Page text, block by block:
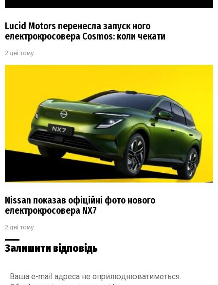
Lucid Motors перенесла запуск ного
електрокросовера Cosmos: коли чекати
2 дні тому
Nissan показав офіційні фото нового
електрокросовера NX7
2 дні тому
Залишити відповідь
Ваша e-mail адреса не оприлюднюватиметься.